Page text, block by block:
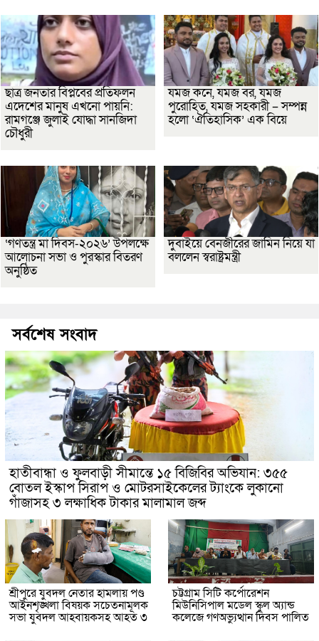
ছাত্র জনতার বিপ্লবের প্রতিফলন
এদেশের মানুষ এখনো পায়নি:
রামগঞ্জে জুলাই যোদ্ধা সানজিদা
চৌধুরী
যমজ কনে, যমজ বর, যমজ
পুরোহিত, যমজ সহকারী – সম্পন্ন
হলো ‘ঐতিহাসিক’ এক বিয়ে
‘গণতন্ত্র মা দিবস-২০২৬’ উপলক্ষে
আলোচনা সভা ও পুরস্কার বিতরণ
অনুষ্ঠিত
দুবাইয়ে বেনজীরের জামিন নিয়ে যা
বললেন স্বরাষ্ট্রমন্ত্রী
সর্বশেষ সংবাদ
হাতীবান্ধা ও ফুলবাড়ী সীমান্তে ১৫ বিজিবির অভিযান: ৩৫৫
বোতল ইস্কাপ সিরাপ ও মোটরসাইকেলের ট্যাংকে লুকানো
গাঁজাসহ ৩ লক্ষাধিক টাকার মালামাল জব্দ
শ্রীপুরে যুবদল নেতার হামলায় পণ্ড
আইনশৃঙ্খলা বিষয়ক সচেতনামূলক
সভা যুবদল আহবায়কসহ আহত ৩
চট্টগ্রাম সিটি কর্পোরেশন
মিউনিসিপাল মডেল স্কুল অ্যান্ড
কলেজে গণঅভ্যুত্থান দিবস পালিত